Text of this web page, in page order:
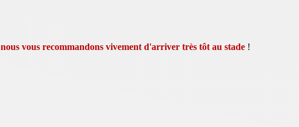
nous vous recommandons vivement d'arriver très tôt au stade !